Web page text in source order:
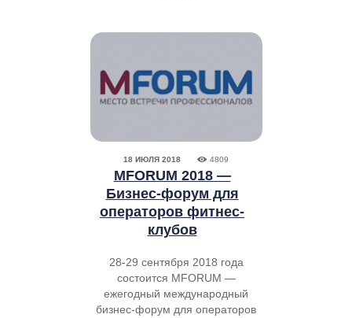
18 ИЮЛЯ 2018 4809
MFORUM 2018 —
Бизнес-форум для
операторов фитнес-
клубов
28-29 сентября 2018 года
состоится MFORUM —
ежегодный международный
бизнес-форум для операторов